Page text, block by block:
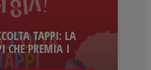
TAPPI: LA
CHE PREMIA I